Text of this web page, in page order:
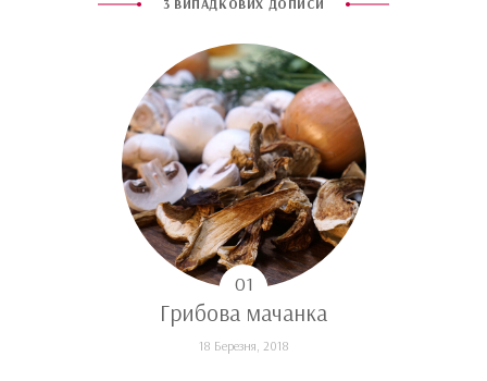
3 ВИПАДКОВИХ ДОПИСИ
Грибова мачанка
18 Березня, 2018